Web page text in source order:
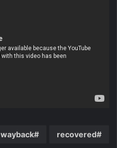
recovered
wayback